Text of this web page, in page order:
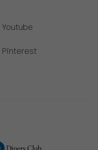
Youtube
Pinterest